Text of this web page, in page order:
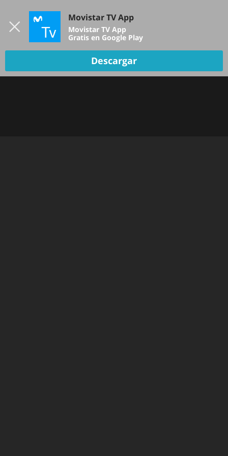
TV EN VIVO
Movistar TV App
Movistar TV App
Gratis en Google Play
Descargar